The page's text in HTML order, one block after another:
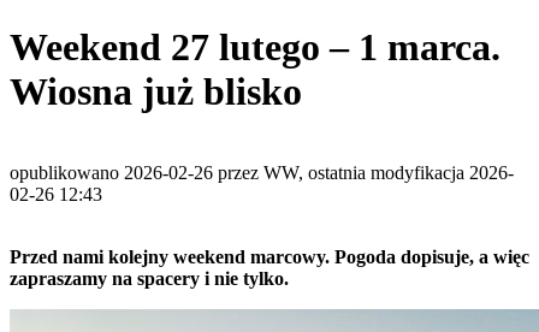
Weekend 27 lutego – 1 marca.
Wiosna już blisko
opublikowano 2026-02-26 przez WW, ostatnia modyfikacja 2026-
02-26 12:43
Przed nami kolejny weekend marcowy. Pogoda dopisuje, a więc
zapraszamy na spacery i nie tylko.